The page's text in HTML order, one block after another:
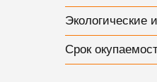
Экологические
Срок